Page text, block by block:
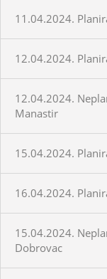
11.04.2024.
12.04.2024.
12.04.2024.
Manastir
15.04.2024.
16.04.2024.
15.04.2024.
Dobrovac